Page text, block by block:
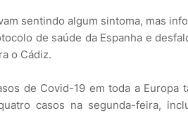
sentindo algum sintoma, mas
de saúde da Espanha e
o Cádiz.
de Covid-19 em toda a Europa
casos na segunda-feira,